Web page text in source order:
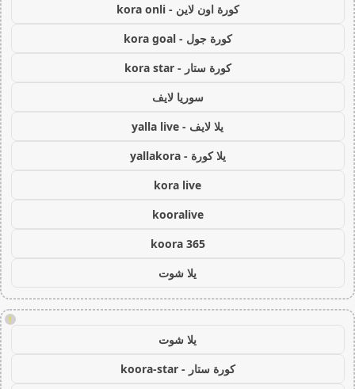
كورة اون لاين - kora onli
كورة جول - kora goal
كورة ستار - kora star
سوريا لايف
يلا لايف - yalla live
يلا كورة - yallakora
kora live
kooralive
koora 365
يلا شوت
!
يلا شوت
كورة ستار - koora-star